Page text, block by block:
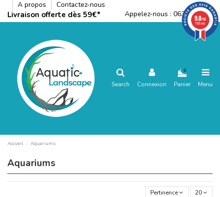
A propos Contactez-nous
Livraison offerte dès 59€* Appelez-nous : 0636792288
Search Connexion
0
Panier Menu
Accueil Aquariums
Aquariums
Pertinence 20
9.8/10
1122 avis